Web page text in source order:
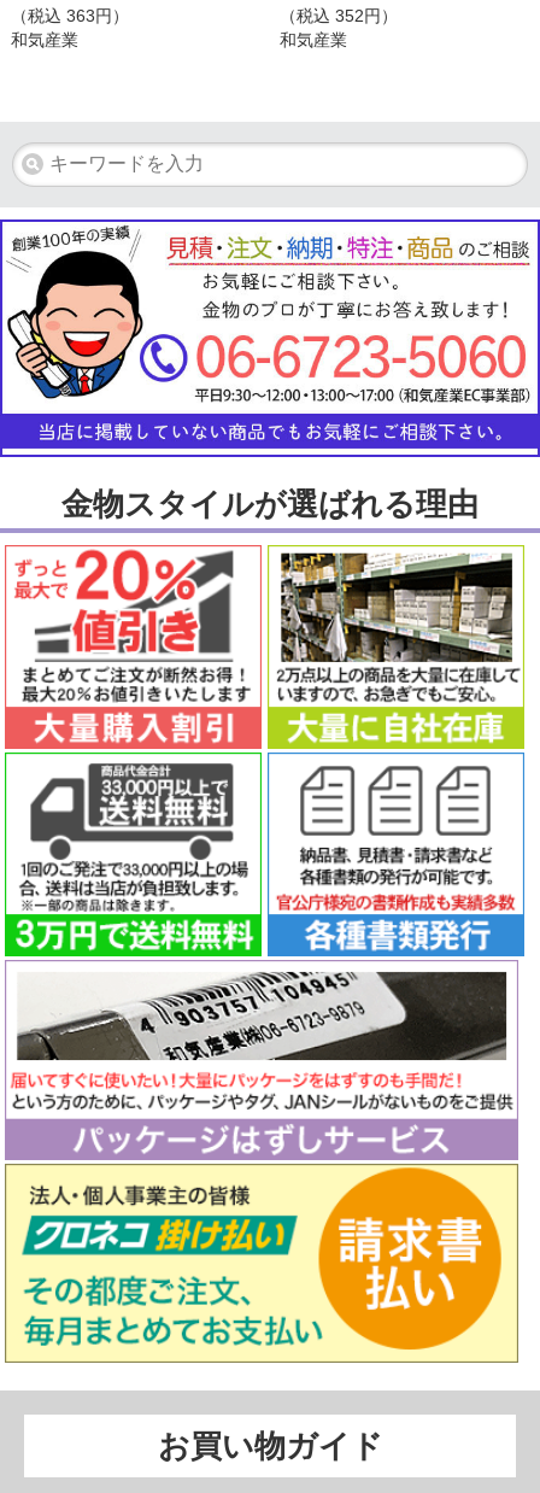
（税込 363円）
和気産業
（税込352円）
和気産業
金物スタイルが選ばれる理由
お買い物ガイド